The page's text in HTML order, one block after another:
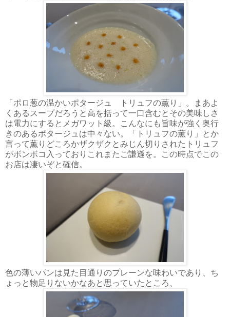
「ポロ葱の温かいポタージュ トリュフの薫り」。まあよ
くあるスープだろうと高を括って一口含むとその美味しさ
は電力にするとメガワット級。こんなにも旨味が強く奥行
きのあるポタージュは中々ない。「トリュフの薫り」とか
言って薫りどころかザクザクとみじん切りされたトリュフ
がボンボコ入っておりこれまたご謙遜を。この時点でこの
お店は凄いぞと確信。
色の薄いパンは見た目通りのプレーンな味わいであり、ち
ょっと物足りないかなあと思っていたところ、